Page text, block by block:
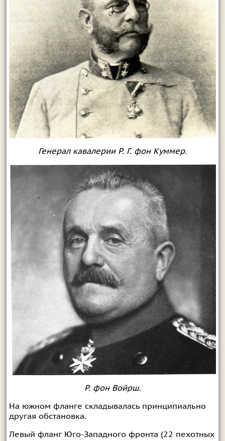
Генерал кавалерии Р. Г. фон Куммер.
Р. фон Войрш.
На южном фланге складывалась принципиально
другая обстановка.
Левый фланг Юго-Западного фронта (22 пехотных